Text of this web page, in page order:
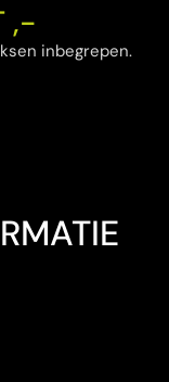
,-
inbegrepen.